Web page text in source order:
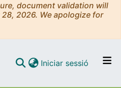
document validation will
2026. We apologize for
Iniciar sessió (current)